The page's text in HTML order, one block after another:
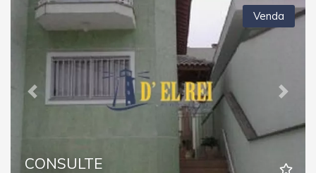
Previous Next
Venda
CONSULTE